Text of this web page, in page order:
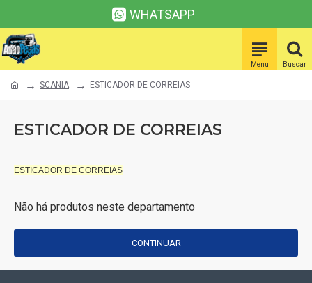
WHATSAPP
SCANIA ESTICADOR DE CORREIAS
ESTICADOR DE CORREIAS
ESTICADOR DE CORREIAS
Não há produtos neste departamento
CONTINUAR